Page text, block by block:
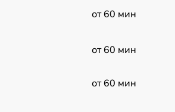
от 60 мин
от 60 мин
от 60 мин